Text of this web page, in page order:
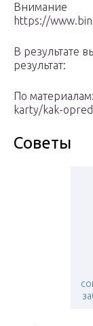
Внимание
https://
В результате
результат:
По
karty/kak-
Советы